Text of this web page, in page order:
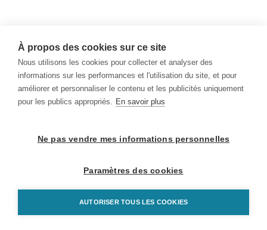
À propos des cookies sur ce site
Nous utilisons les cookies pour collecter et analyser des
informations sur les performances et l'utilisation du site, et pour
améliorer et personnaliser le contenu et les publicités uniquement
pour les publics appropriés. En savoir plus
Ne pas vendre mes informations personnelles
Paramètres des cookies
AUTORISER TOUS LES COOKIES